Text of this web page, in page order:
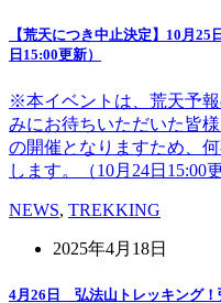
【荒天につき中止決定】10月
日15:00更新）
※本イベントは、荒天予
みにお待ちいただいた皆
の開催となりますため、
します。（10月24日
NEWS, TREKKING
2025年4月18日
4月26日 弘法山トレッキング！